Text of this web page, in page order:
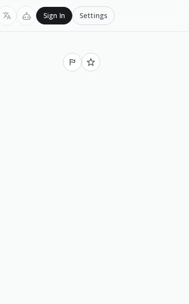
Sign In Settings